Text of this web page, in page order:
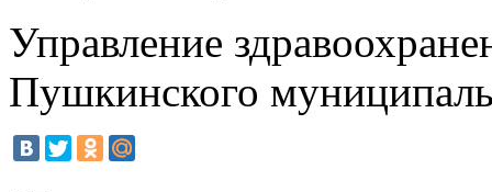
Управление
Пушкинского